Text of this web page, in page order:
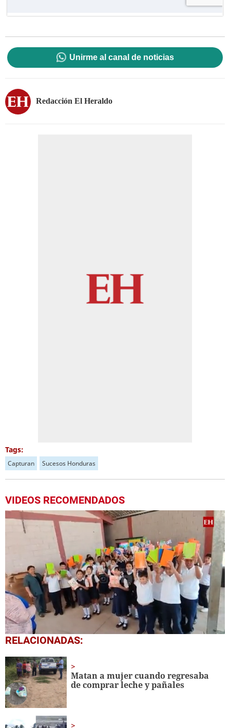
Unirme al canal de noticias
Redacción El Heraldo
Tags:
Capturan Sucesos Honduras
VIDEOS RECOMENDADOS
0
seconds
1
minute,
56
seconds
RELACIONADAS:
Matan a mujer cuando regresaba
de comprar leche y pañales